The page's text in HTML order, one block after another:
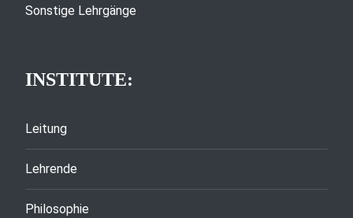
Sonstige Lehrgänge
INSTITUTE:
Leitung
Lehrende
Philosophie